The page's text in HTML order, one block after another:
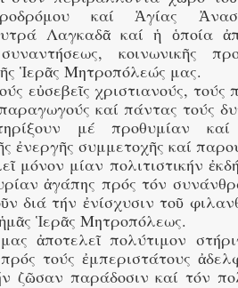
καί Ἁγίας
Λαγκαδᾶ καί ἡ ὁποία
κοινωνικῆς
Ἱερᾶς Μητροπόλεώς μας.
εὐσεβεῖς χριστιανούς, τούς
καί πάντας τούς
μέ προθυμίαν
ἐνεργῆς συμμετοχῆς καί
μόνον μίαν πολιτιστικήν
ἀγάπης πρός τόν
διά τήν ἐνίσχυσιν τοῦ
Ἱερᾶς Μητροπόλεως.
ἀποτελεῖ πολύτιμον
τούς ἐμπεριστάτους
ζῶσαν παράδοσιν καί τόν